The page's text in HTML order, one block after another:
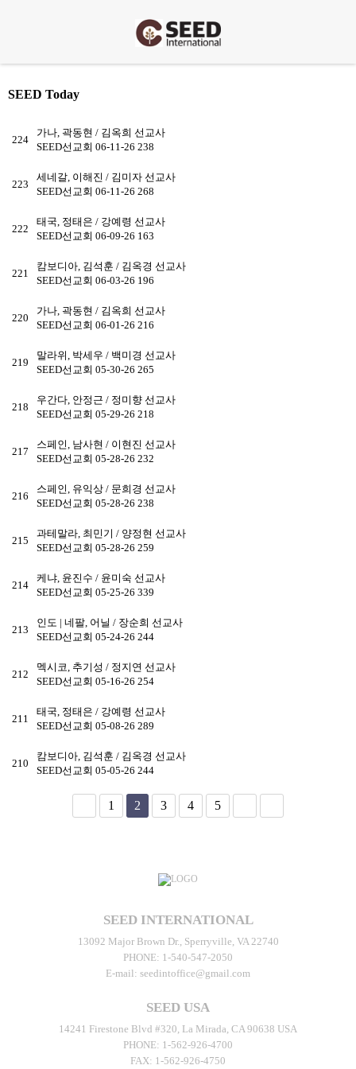
SEED Today
224
가나, 곽동현 / 김옥희 선교사
SEED선교회 06-11-26 238
223
세네갈, 이해진 / 김미자 선교사
SEED선교회 06-11-26 268
222
태국, 정태은 / 강예령 선교사
SEED선교회 06-09-26 163
221
캄보디아, 김석훈 / 김옥경 선교사
SEED선교회 06-03-26 196
220
가나, 곽동현 / 김옥희 선교사
SEED선교회 06-01-26 216
219
말라위, 박세우 / 백미경 선교사
SEED선교회 05-30-26 265
218
우간다, 안정근 / 정미향 선교사
SEED선교회 05-29-26 218
217
스페인, 남사현 / 이현진 선교사
SEED선교회 05-28-26 232
216
스페인, 유익상 / 문희경 선교사
SEED선교회 05-28-26 238
215
과테말라, 최민기 / 양정현 선교사
SEED선교회 05-28-26 259
214
케냐, 윤진수 / 윤미숙 선교사
SEED선교회 05-25-26 339
213
인도 | 네팔, 어닐 / 장순희 선교사
SEED선교회 05-24-26 244
212
멕시코, 추기성 / 정지연 선교사
SEED선교회 05-16-26 254
211
태국, 정태은 / 강예령 선교사
SEED선교회 05-08-26 289
210
캄보디아, 김석훈 / 김옥경 선교사
SEED선교회 05-05-26 244
1 2 3 4 5
SEED INTERNATIONAL
13092 Major Brown Dr., Sperryville, VA 22740
PHONE: 1-540-547-2050
E-mail: seedintoffice@gmail.com
SEED USA
14241 Firestone Blvd #320, La Mirada, CA 90638 USA
PHONE: 1-562-926-4700
FAX: 1-562-926-4750